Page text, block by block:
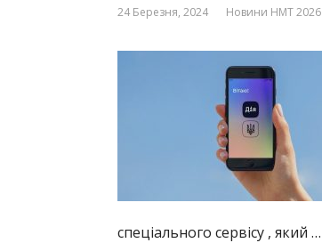
24 Березня, 2024 Новини НМТ 2026
спеціального сервісу , який …